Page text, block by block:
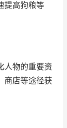
提高狗粮等
人物的重要资
商店等途径获